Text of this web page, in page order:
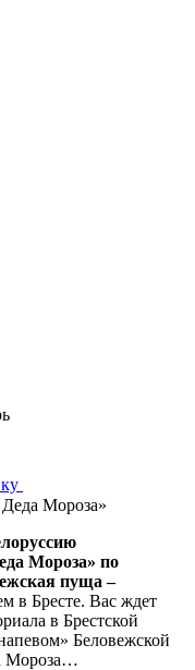
Мороза»
Мороза» по
пуща –
в Бресте. Вас ждет
в Брестской
Беловежской
Мороза…